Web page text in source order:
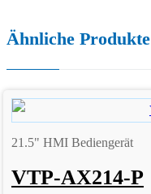
Ähnliche Produkte
21.5" HMI Bediengerät
VTP-AX214-P